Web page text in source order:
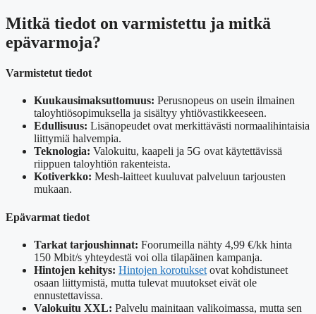
Mitkä tiedot on varmistettu ja mitkä
epävarmoja?
Varmistetut tiedot
Kuukausimaksuttomuus: Perusnopeus on usein ilmainen
taloyhtiösopimuksella ja sisältyy yhtiövastikkeeseen.
Edullisuus: Lisänopeudet ovat merkittävästi normaalihintaisia
liittymiä halvempia.
Teknologia: Valokuitu, kaapeli ja 5G ovat käytettävissä
riippuen taloyhtiön rakenteista.
Kotiverkko: Mesh-laitteet kuuluvat palveluun tarjousten
mukaan.
Epävarmat tiedot
Tarkat tarjoushinnat: Foorumeilla nähty 4,99 €/kk hinta
150 Mbit/s yhteydestä voi olla tilapäinen kampanja.
Hintojen kehitys: Hintojen korotukset ovat kohdistuneet
osaan liittymistä, mutta tulevat muutokset eivät ole
ennustettavissa.
Valokuitu XXL: Palvelu mainitaan valikoimassa, mutta sen